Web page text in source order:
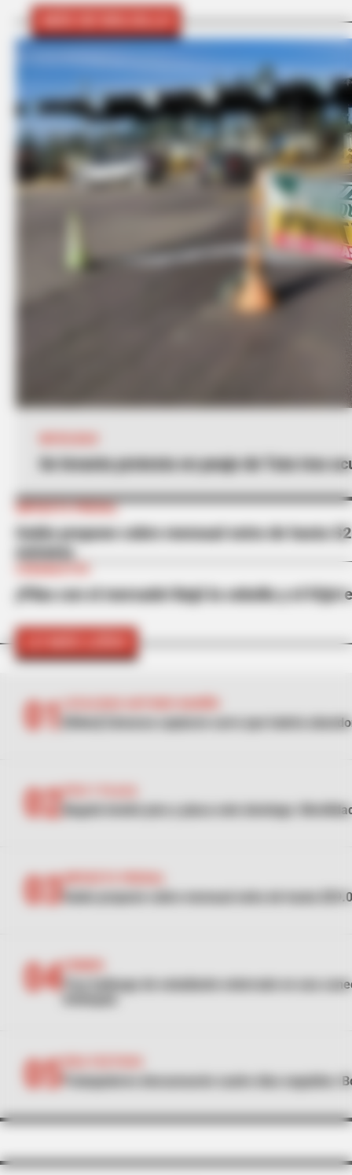
Se levanta protesta en peaje de Tuta tras
IMPUESTO PREDIAL
Galán propone cobro mensual extra de hasta
estratos
CORABASTOS
¡Pilas con el mercado! Bajó la cebolla y el
01 [Video] Cámaras captaron carro que habría
02 Bogotá tendrá pico y placa este domingo:
03IMPUESTO PREDIAL
Galán propone cobro mensual extra de hasta
04CRIMEN
Tras hallazgo de estudiante enterrado en una
05 Trabajadores descansarán cuatro días seguidos: